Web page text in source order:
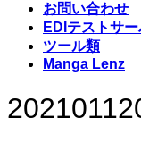
お問い合わせ
EDIテストサ
ツール類
Manga Lenz